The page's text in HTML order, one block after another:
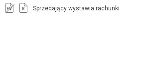
FV R Sprzedający wystawia rachunki